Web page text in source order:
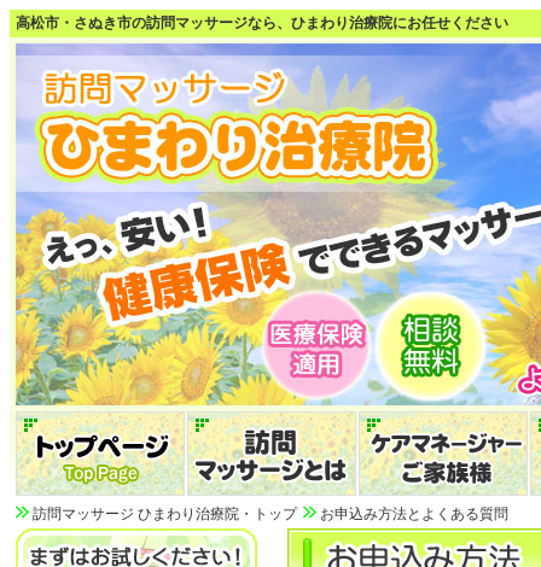
高松市・さぬき市の訪問マッサージなら、ひまわり治療院にお任せください
訪問マッサージ ひまわり治療院・トップ お申込み方法とよくある質問